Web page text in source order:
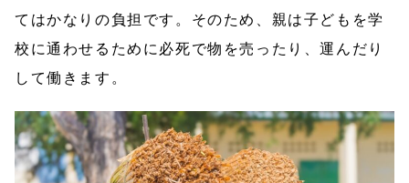
てはかなりの負担です。そのため、親は子どもを学
校に通わせるために必死で物を売ったり、運んだり
して働きます。